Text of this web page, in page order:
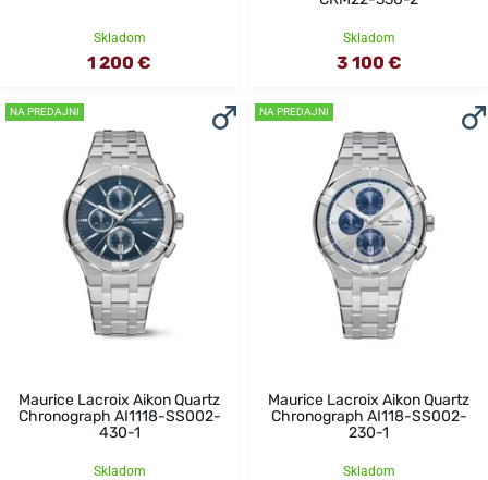
Skladom
1 200 €
Skladom
3 100 €
NA PREDAJNI
Maurice Lacroix Aikon Quartz
Chronograph AI1118-SS002-
430-1
Skladom
NA PREDAJNI
Maurice Lacroix Aikon Quartz
Chronograph AI118-SS002-
230-1
Skladom